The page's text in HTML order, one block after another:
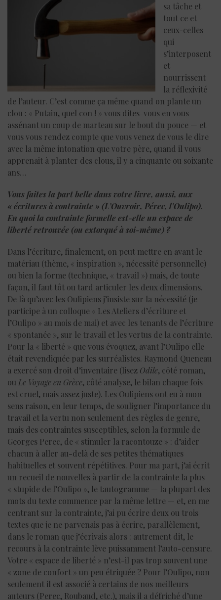
sa tâche et
tout ce et
ceux-celles
qui
s’interposent
et
nourrissent
la réflexivité
de l’auteur. C’est comme ça même quand on plante un
clou : « Putain, quel con ! » vous dites-vous en vous
assénant un coup de marteau sur le bout du pouce — et
vous vous rendez compte que vous venez de vous le dire
avec la même intonation que votre père, quand il vous
apprenait à planter des clous, il y a cinquante ou soixante
ans…
Vous faites la part belle dans votre livre, aussi, aux
« écritures à contrainte » (L’Ouvroir, Pérec, l’Oulipo).
En quoi la contrainte formelle est-elle un espace de
liberté retrouvée (ou extorqué à soi-même) ?
Dans l’écriture, finalement, on peut mettre en avant le
matériau (thème, « inspiration », nécessité personnelle)
ou bien la forme (technique, « travail ») mais, de toute
façon, il faut tôt ou tard articuler les deux dimensions.
De là qu’avec les Oulipiens j’insiste sur la nécessité (je
participe à un colloque « Les Ateliers d’écriture et
l’Oulipo » au mois de mai) et avec les tenants de l’écriture
« spontanée », sur le travail et les vertus de la contrainte.
Pour la « liberté » que vous évoquez, avant l’Oulipo elle
était revendiquée par les surréalistes. Raymond Queneau
a exercé son droit d’inventaire (lisez Odile, côté roman,
ou Le Voyage en Grèce, côté analyse, le bilan chaque fois
est cruel, mais assez juste). Les Oulipiens ont eu à mon
sens raison, en leur temps, de souligner l’importance du
travail et la vertu non seulement des règles de genre,
mais des contraintes susceptibles, selon la formule de
Georges Perec, de « stimuler la racontouze » : d’aider
chacun à aller au-delà de ses petites thématiques
habituelles et souvent répétitives. Pour ma part, j’ai écrit
un recueil de nouvelles à partir de la contrainte la plus
« stupide de l’Oulipo », le tautogramme — la plupart des
mots du texte commence par la même lettre — et, en me
centrant sur la contrainte, j’ai pu écrire deux ou trois
textes que je ne parvenais pas à écrire, parallèlement,
dans le roman que j’écrivais alors : autrement dit, le
recours à la contrainte lève puissamment l’auto-censure.
Votre « espace de liberté » n’est-il pas trop souvent une
« zone de confort » un peu étriquée ? Pour l’Oulipo, non
seulement il est associé à certains de nos meilleurs
auteurs (Perec, Roubaud, etc.), mais il a défriché d’une